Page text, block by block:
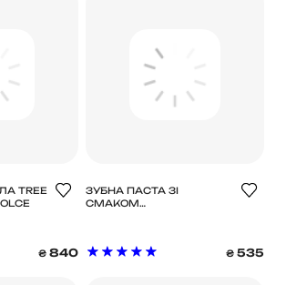
TREE
₴ 840
ЗУБНА ПАСТА ЗІ
СМАКОМ
HISMILE
₴ 535